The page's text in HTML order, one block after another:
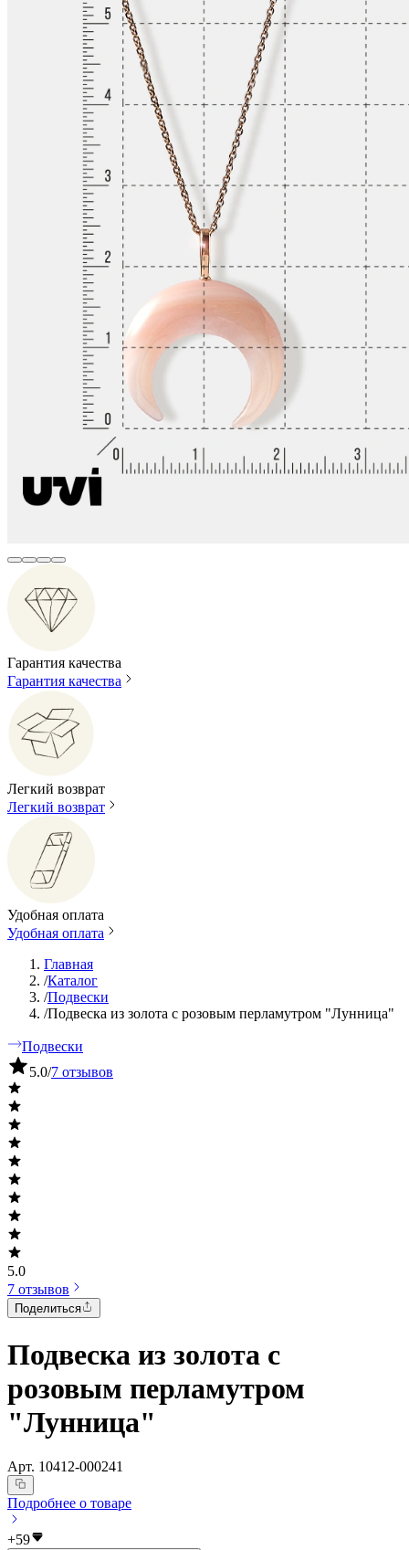
Гарантия качества
Гарантия качества
Легкий возврат
Легкий возврат
Удобная оплата
Удобная оплата
Главная
/Каталог
/Подвески
/Подвеска из золота с розовым перламутром "Лунница"
Подвески
5.0/7 отзывов
5.0
7 отзывов
Поделиться
Подвеска из золота с
розовым перламутром
"Лунница"
Арт. 10412-000241
Подробнее о товаре
+59